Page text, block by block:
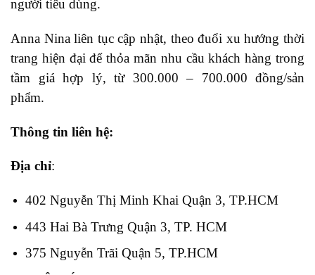
người tiêu dùng.
Anna Nina liên tục cập nhật, theo đuổi xu hướng thời
trang hiện đại để thỏa mãn nhu cầu khách hàng trong
tầm giá hợp lý, từ 300.000 – 700.000 đồng/sản
phẩm.
Thông tin liên hệ:
Địa chỉ:
402 Nguyễn Thị Minh Khai Quận 3, TP.HCM
443 Hai Bà Trưng Quận 3, TP. HCM
375 Nguyễn Trãi Quận 5, TP.HCM